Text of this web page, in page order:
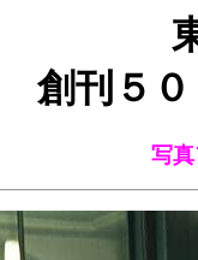
創刊５
写